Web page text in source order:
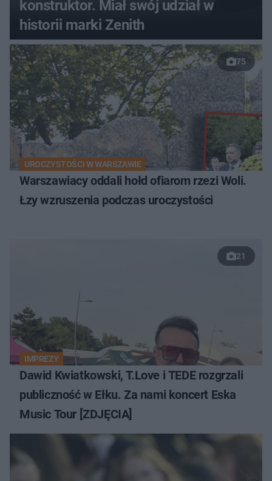
konstruktor. Miał swój udział w
historii marki Zenith
75
UROCZYSTOŚCI W WARSZAWIE
Warszawiacy oddali hołd ofiarom rzezi Woli.
Łzy wzruszenia podczas uroczystości
21
IMPREZY
Dawid Kwiatkowski, T.Love i TEDE rozgrzali
publiczność w Ełku. Za nami koncert Eska
Music Tour [ZDJĘCIA]